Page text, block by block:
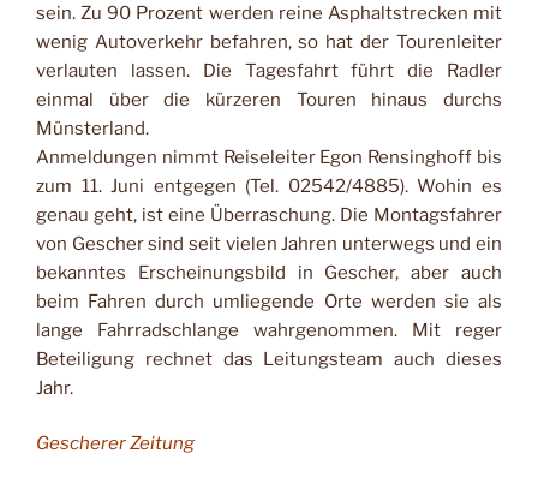
sein. Zu 90 Prozent werden reine Asphaltstrecken mit
wenig Autoverkehr befahren, so hat der Tourenleiter
verlauten lassen. Die Tagesfahrt führt die Radler
einmal über die kürzeren Touren hinaus durchs
Münsterland.
Anmeldungen nimmt Reiseleiter Egon Rensinghoff bis
zum 11. Juni entgegen (Tel. 02542/4885). Wohin es
genau geht, ist eine Überraschung. Die Montagsfahrer
von Gescher sind seit vielen Jahren unterwegs und ein
bekanntes Erscheinungsbild in Gescher, aber auch
beim Fahren durch umliegende Orte werden sie als
lange Fahrradschlange wahrgenommen. Mit reger
Beteiligung rechnet das Leitungsteam auch dieses
Jahr.
Gescherer Zeitung